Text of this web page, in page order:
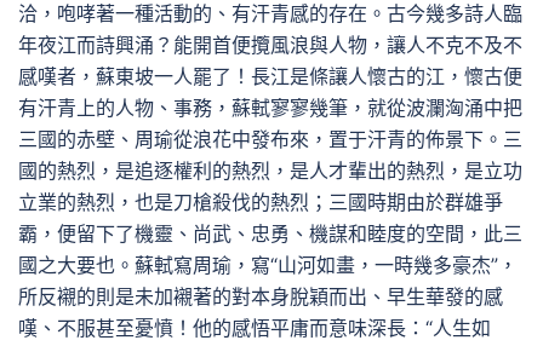
洽，咆哮著一種活動的、有汗青感的存在。古今幾多詩人臨
年夜江而詩興涌？能開首便攬風浪與人物，讓人不克不及不
感嘆者，蘇東坡一人罷了！長江是條讓人懷古的江，懷古便
有汗青上的人物、事務，蘇軾寥寥幾筆，就從波瀾洶涌中把
三國的赤壁、周瑜從浪花中發布來，置于汗青的佈景下。三
國的熱烈，是追逐權利的熱烈，是人才輩出的熱烈，是立功
立業的熱烈，也是刀槍殺伐的熱烈；三國時期由於群雄爭
霸，便留下了機靈、尚武、忠勇、機謀和睦度的空間，此三
國之大要也。蘇軾寫周瑜，寫“山河如畫，一時幾多豪杰”，
所反襯的則是未加襯著的對本身脫穎而出、早生華發的感
嘆、不服甚至憂憤！他的感悟平庸而意味深長：“人生如